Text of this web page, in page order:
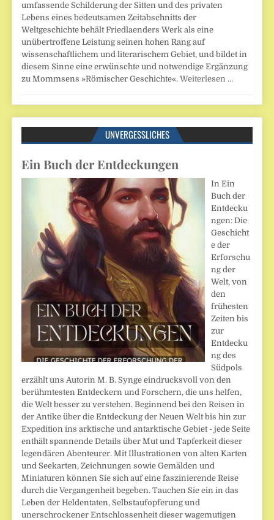
umfassende Schilderung der Sitten und des privaten
Lebens eines bedeutsamen Zeitabschnitts der
Weltgeschichte behält Friedlaenders Werk als eine
unübertroffene Leistung seinen hohen Rang auf
wissenschaftlichem und literarischem Gebiet, und bildet in
diesem Sinne eine erwünschte und notwendige Ergänzung
zu Mommsens »Römischer Geschichte«.Weiterlesen …
UNVERGESSLICHES
Ein Buch der Entdeckungen
In Ein
Buch der
Entdecku
ngen: Die
Geschicht
e der
Erforschu
ng der
Welt, von
den
frühesten
Zeiten bis
zur
Entdecku
ng des
Südpols
erzählt uns Autorin M. B. Synge eindrucksvoll von den
berühmtesten Entdeckern und Forschern, die uns helfen,
die Welt besser zu verstehen. Beginnend bei den Reisen in
der Antike über die Entdeckung der Neuen Welt bis hin zur
Expedition ins arktische und antarktische Gebiet - jede Seite
enthält spannende Details über Mut und Tapferkeit dieser
legendären Abenteurer. Mit Illustrationen von alten Karten
und Seekarten, Zeichnungen sowie Gemälden und
Miniaturen können Sie sich auf eine faszinierende Reise
durch die Vergangenheit begeben. Tauchen Sie ein in das
Leben der Heldentaten, Selbstaufopferung und
unerschrockener Entschlossenheit dieser wagemutigen